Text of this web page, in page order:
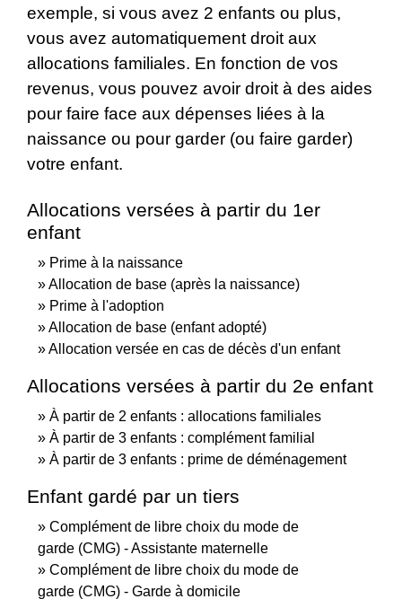
exemple, si vous avez 2 enfants ou plus,
vous avez automatiquement droit aux
allocations familiales. En fonction de vos
revenus, vous pouvez avoir droit à des aides
pour faire face aux dépenses liées à la
naissance ou pour garder (ou faire garder)
votre enfant.
Allocations versées à partir du 1er
enfant
Prime à la naissance
Allocation de base (après la naissance)
Prime à l'adoption
Allocation de base (enfant adopté)
Allocation versée en cas de décès d'un enfant
Allocations versées à partir du 2e enfant
À partir de 2 enfants : allocations familiales
À partir de 3 enfants : complément familial
À partir de 3 enfants : prime de déménagement
Enfant gardé par un tiers
Complément de libre choix du mode de
garde (CMG) - Assistante maternelle
Complément de libre choix du mode de
garde (CMG) - Garde à domicile